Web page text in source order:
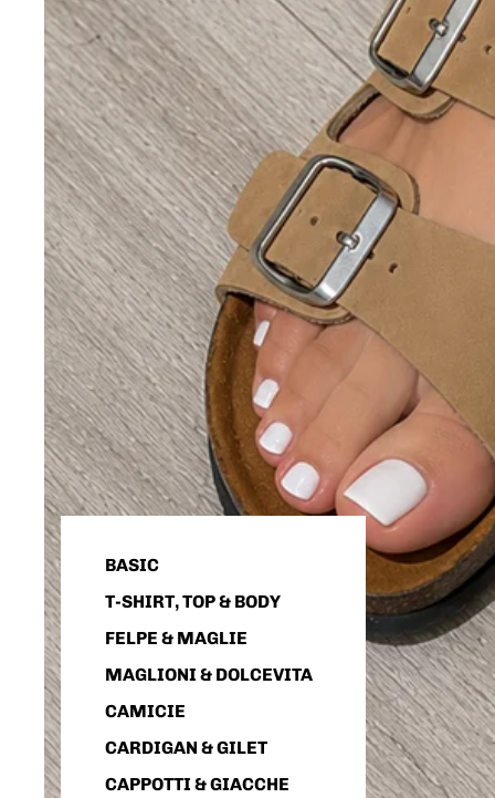
BASIC
T-SHIRT, TOP & BODY
FELPE & MAGLIE
MAGLIONI & DOLCEVITA
CAMICIE
CARDIGAN & GILET
CAPPOTTI & GIACCHE